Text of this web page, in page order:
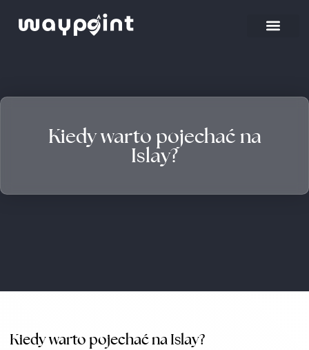
Kiedy warto pojechać na
Islay?
Kiedy warto pojechać na Islay?